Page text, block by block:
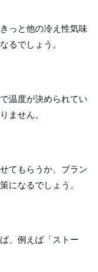
っと他の冷え性気味
るでしょう。
温度が決められてい
ません。
てもらうか、ブラン
になるでしょう。
、例えば「ストー